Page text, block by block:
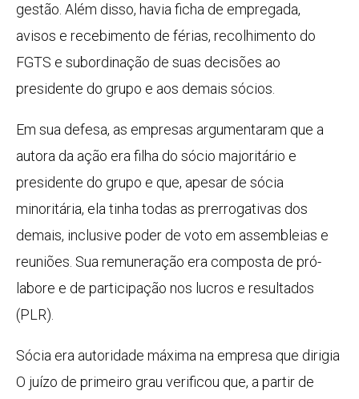
gestão. Além disso, havia ficha de empregada,
avisos e recebimento de férias, recolhimento do
FGTS e subordinação de suas decisões ao
presidente do grupo e aos demais sócios.
Em sua defesa, as empresas argumentaram que a
autora da ação era filha do sócio majoritário e
presidente do grupo e que, apesar de sócia
minoritária, ela tinha todas as prerrogativas dos
demais, inclusive poder de voto em assembleias e
reuniões. Sua remuneração era composta de pró-
labore e de participação nos lucros e resultados
(PLR).
Sócia era autoridade máxima na empresa que dirigia
O juízo de primeiro grau verificou que, a partir de